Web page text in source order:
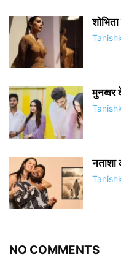
मुनव्वर
नताशा
NO COMMENTS